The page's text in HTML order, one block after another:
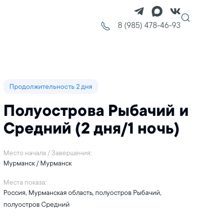
8 (985) 478-46-93
Продолжительность 2 дня
Полуострова Рыбачий и
Средний (2 дня/1 ночь)
Место начала / Завершения:
Мурманск / Мурманск
Места показа:
Россия, Мурманская область, полуостров Рыбачий,
полуостров Средний